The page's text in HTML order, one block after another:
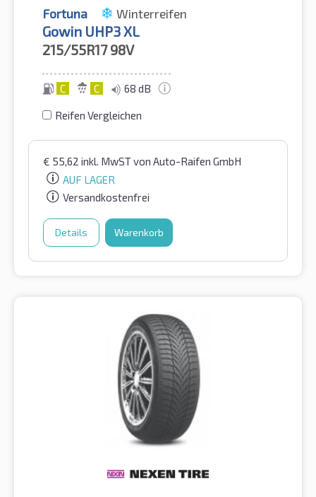
Fortuna Winterreifen
Gowin UHP3 XL
215/55R17 98V
C C 68 dB
Reifen Vergleichen
€ 55,62 inkl. MwSTvon Auto-Raifen GmbH
AUF LAGER
Versandkostenfrei
Details Warenkorb